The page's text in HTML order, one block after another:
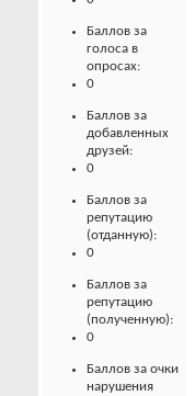
Баллов за
голоса в
опросах:
0
Баллов за
добавленных
друзей:
0
Баллов за
репутацию
(отданную):
0
Баллов за
репутацию
(полученную):
0
Баллов за очки
нарушения